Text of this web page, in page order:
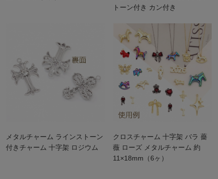
トーン付き カン付き
メタルチャーム ラインストーン
付きチャーム 十字架 ロジウム
クロスチャーム 十字架 バラ 薔
薇 ローズ メタルチャーム 約
11×18mm（6ヶ）